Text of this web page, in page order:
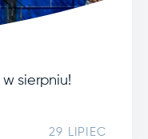
w sierpniu!
29 LIPIEC